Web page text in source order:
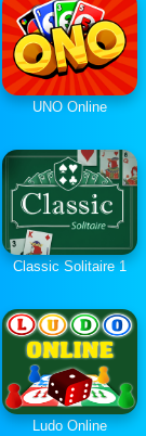
UNO Online
Classic Solitaire 1
Ludo Online